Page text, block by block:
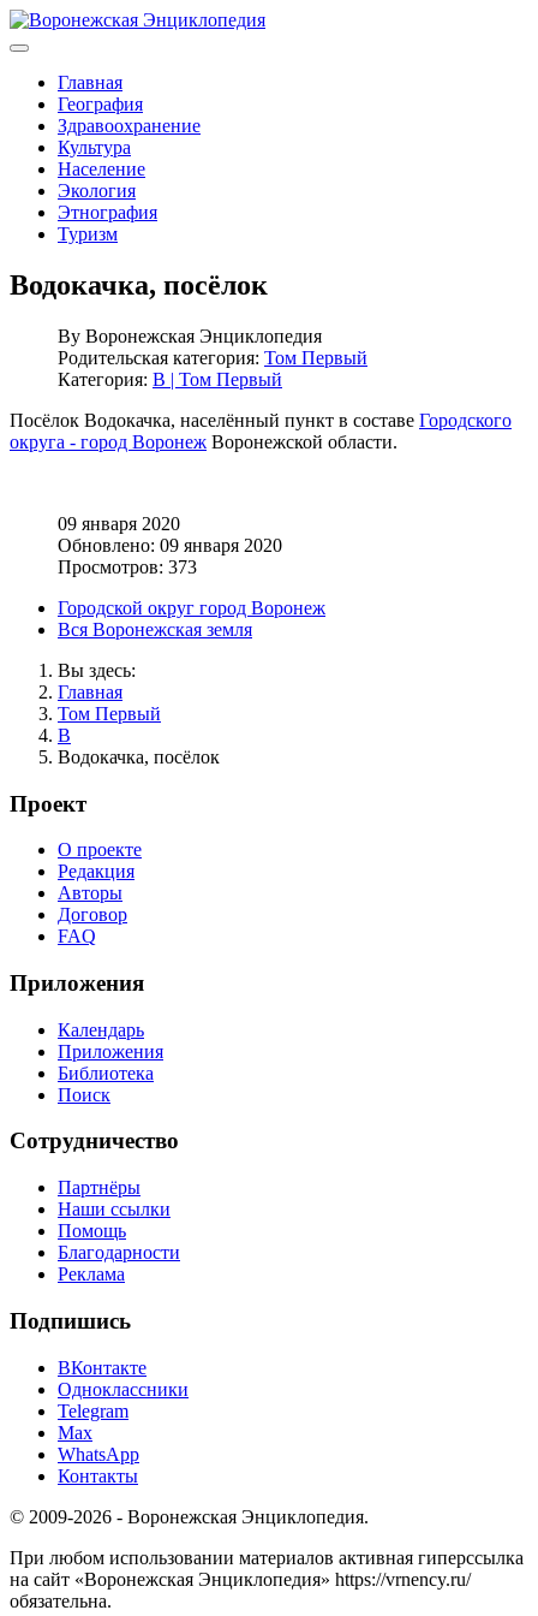
Главная
География
Здравоохранение
Культура
Население
Экология
Этнография
Туризм
Водокачка, посёлок
By Воронежская Энциклопедия
Родительская категория: Том Первый
Категория: В | Том Первый
Посёлок Водокачка, населённый пункт в составе Городского
округа - город Воронеж Воронежской области.
09 января 2020
Обновлено: 09 января 2020
Просмотров: 373
Городской округ город Воронеж
Вся Воронежская земля
Вы здесь:
Главная
Том Первый
В
Водокачка, посёлок
Проект
О проекте
Редакция
Авторы
Договор
FAQ
Приложения
Календарь
Приложения
Библиотека
Поиск
Сотрудничество
Партнёры
Наши ссылки
Помощь
Благодарности
Реклама
Подпишись
ВКонтакте
Одноклассники
Telegram
Max
WhatsApp
Контакты
© 2009-2026 - Воронежская Энциклопедия.
При любом использовании материалов активная гиперссылка
на сайт «Воронежская Энциклопедия» https://vrnency.ru/
обязательна.